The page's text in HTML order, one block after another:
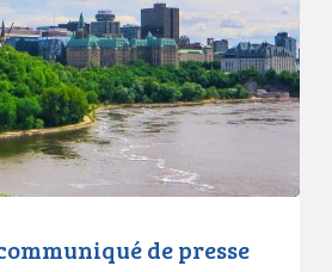
de presse